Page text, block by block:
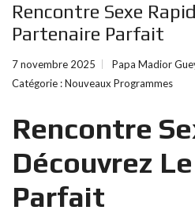
Rencontre Sexe
Partenaire Parfait
7 novembre 2025
Papa Madior
Catégorie :Nouveaux Programmes
Rencontre
Découvrez
Parfait